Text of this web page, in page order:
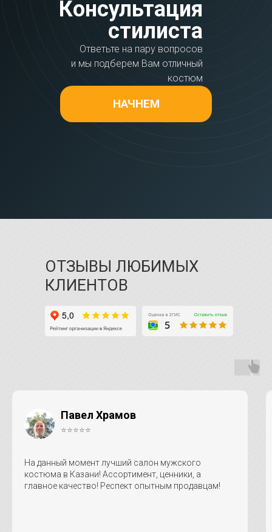
Консультация
стилиста
Ответьте на пару вопросов
и мы подберем Вам отличный
костюм
НАЧНЕМ
ОТЗЫВЫ ЛЮБИМЫХ
КЛИЕНТОВ
Павел Храмов
⭐⭐⭐⭐⭐
На данный момент лучший салон мужского
костюма в Казани! Ассортимент, ценники, а
главное качество! Респект опытным продавцам!